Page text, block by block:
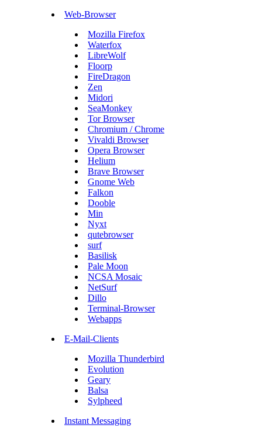
Web-Browser
Mozilla Firefox
Waterfox
LibreWolf
Floorp
FireDragon
Zen
Midori
SeaMonkey
Tor Browser
Chromium / Chrome
Vivaldi Browser
Opera Browser
Helium
Brave Browser
Gnome Web
Falkon
Dooble
Min
Nyxt
qutebrowser
surf
Basilisk
Pale Moon
NCSA Mosaic
NetSurf
Dillo
Terminal-Browser
Webapps
E-Mail-Clients
Mozilla Thunderbird
Evolution
Geary
Balsa
Sylpheed
Instant Messaging